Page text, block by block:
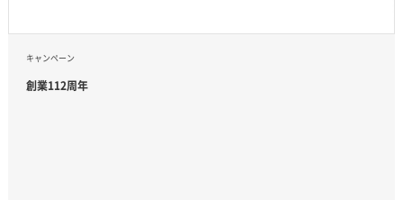
キャンペーン
創業112周年